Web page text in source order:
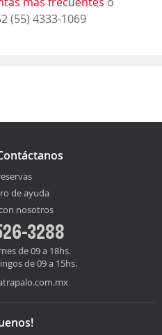
(55) 4333-1069
de ayuda
nosotros
3288
de 09 a 18hs.
de 09 a 15hs.